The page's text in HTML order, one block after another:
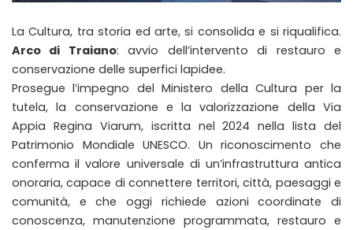
La Cultura, tra storia ed arte, si consolida e si riqualifica.
Arco di Traiano: avvio dell’intervento di restauro e
conservazione delle superfici lapidee.
Prosegue l’impegno del Ministero della Cultura per la
tutela, la conservazione e la valorizzazione della Via
Appia Regina Viarum, iscritta nel 2024 nella lista del
Patrimonio Mondiale UNESCO. Un riconoscimento che
conferma il valore universale di un’infrastruttura antica
onoraria, capace di connettere territori, città, paesaggi e
comunità, e che oggi richiede azioni coordinate di
conoscenza, manutenzione programmata, restauro e